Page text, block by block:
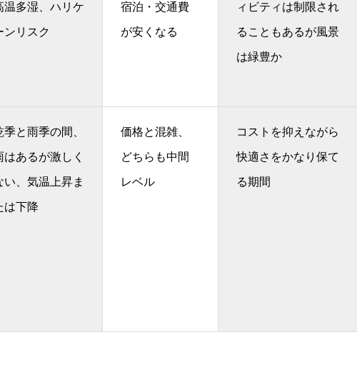
温多湿、ハリケ
ンリスク
宿泊・交通費
が安くなる
ィビティは制限され
ることもあるが風景
は緑豊か
季と雨季の間、
はあるが激しく
い、気温上昇ま
は下降
価格と混雑、
どちらも中間
レベル
コストを抑えながら
快適さをかなり保て
る期間